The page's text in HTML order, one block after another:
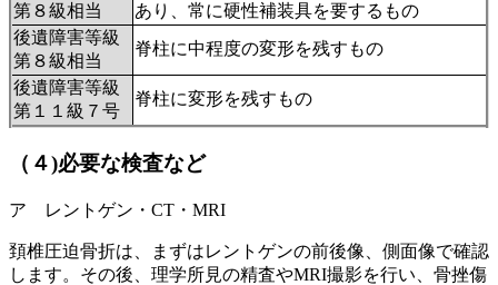
第８級相当
あり、常に硬性補装具を要するもの
後遺障害等級
第８級相当
脊柱に中程度の変形を残すもの
後遺障害等級
第１１級７号
脊柱に変形を残すもの
（４)必要な検査など
ア レントゲン・CT・MRI
頚椎圧迫骨折は、まずはレントゲンの前後像、側面像で確認
します。その後、理学所見の精査やMRI撮影を行い、骨挫傷